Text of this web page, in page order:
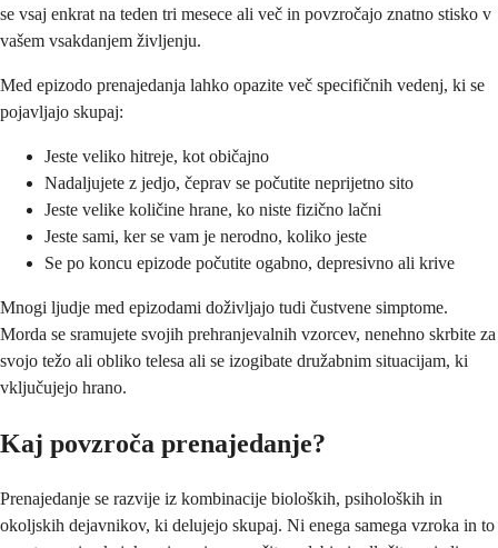
se vsaj enkrat na teden tri mesece ali več in povzročajo znatno stisko v
vašem vsakdanjem življenju.
Med epizodo prenajedanja lahko opazite več specifičnih vedenj, ki se
pojavljajo skupaj:
Jeste veliko hitreje, kot običajno
Nadaljujete z jedjo, čeprav se počutite neprijetno sito
Jeste velike količine hrane, ko niste fizično lačni
Jeste sami, ker se vam je nerodno, koliko jeste
Se po koncu epizode počutite ogabno, depresivno ali krive
Mnogi ljudje med epizodami doživljajo tudi čustvene simptome.
Morda se sramujete svojih prehranjevalnih vzorcev, nenehno skrbite za
svojo težo ali obliko telesa ali se izogibate družabnim situacijam, ki
vključujejo hrano.
Kaj povzroča prenajedanje?
Prenajedanje se razvije iz kombinacije bioloških, psiholoških in
okoljskih dejavnikov, ki delujejo skupaj. Ni enega samega vzroka in to